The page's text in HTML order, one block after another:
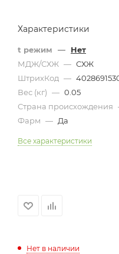
Характеристики
t режим —
Нет
МДЖ/СХЖ — СХЖ
ШтрихКод —
Вес (кг) — 0.05
Страна происхождения
Фарм — Да
Все характеристики
Нет в наличии